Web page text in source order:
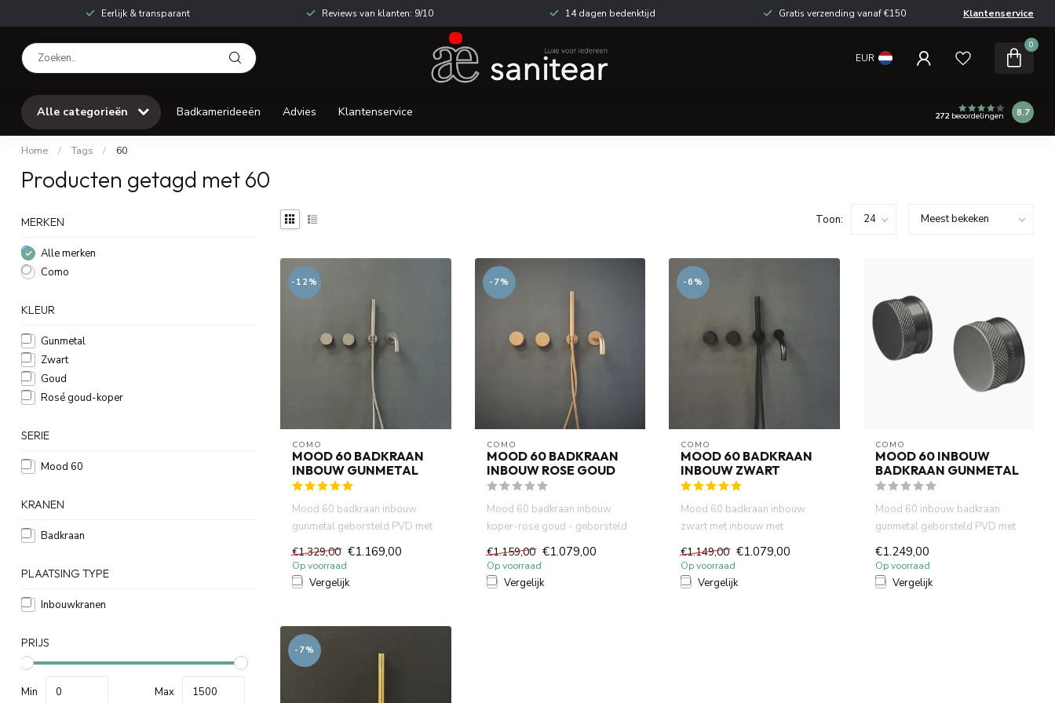
Eerlijk & transparant Reviews van klanten: 9/10 14 dagen bedenktijd Gratis verzending vanaf €150 Klantenservice
EUR
0
Alle categorieën Badkamerideeën Advies Klantenservice 272beoordelingen 8.7
Home / Tags / 60
Producten getagd met 60
MERKEN
Alle merken
Como
KLEUR
Gunmetal
Zwart
Goud
Rosé goud-koper
SERIE
Mood 60
KRANEN
Badkraan
PLAATSING TYPE
Inbouwkranen
PRIJS
Min Max
Toon:
-12%
COMO
MOOD 60 BADKRAAN
INBOUW GUNMETAL
Mood 60 badkraan inbouw
gunmetal geborsteld PVD met
...
€1.329,00 €1.169,00
Op voorraad
Vergelijk
-7%
COMO
MOOD 60 BADKRAAN
INBOUW ROSE GOUD
Mood 60 badkraan inbouw
koper-rose goud - geborsteld
handdouc...
€1.159,00 €1.079,00
Op voorraad
Vergelijk
-6%
COMO
MOOD 60 BADKRAAN
INBOUW ZWART
Mood 60 badkraan inbouw
zwart met inbouw met
Incl. ...
€1.149,00 €1.079,00
Op voorraad
Vergelijk
COMO
MOOD 60 INBOUW
BADKRAAN GUNMETAL
Mood 60 inbouw badkraan
gunmetal geborsteld PVD met
Inc...
€1.249,00
Op voorraad
Vergelijk
-7%